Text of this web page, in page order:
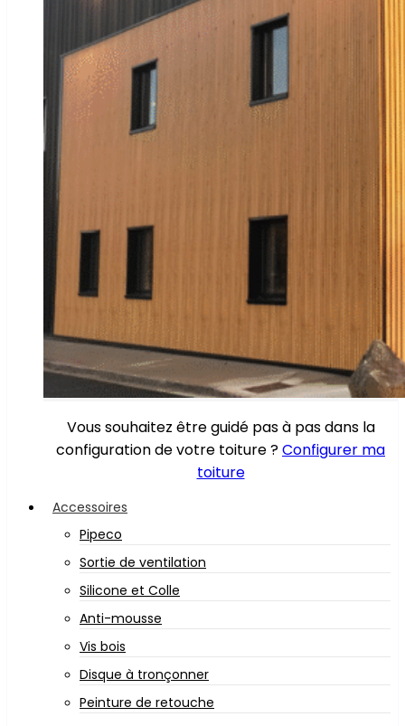
Vous souhaitez être guidé pas à pas dans la
configuration de votre toiture ?Configurer ma
toiture
Accessoires
Pipeco
Sortie de ventilation
Silicone et Colle
Anti-mousse
Vis bois
Disque à tronçonner
Peinture de retouche